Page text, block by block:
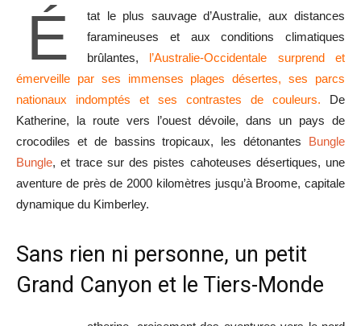
É
tat le plus sauvage d’Australie, aux distances
faramineuses et aux conditions climatiques
brûlantes, l’Australie-Occidentale surprend et
émerveille par ses immenses plages désertes, ses parcs
nationaux indomptés et ses contrastes de couleurs. De
Katherine, la route vers l’ouest dévoile, dans un pays de
crocodiles et de bassins tropicaux, les détonantes Bungle
Bungle, et trace sur des pistes cahoteuses désertiques, une
aventure de près de 2000 kilomètres jusqu’à Broome, capitale
dynamique du Kimberley.
Sans rien ni personne, un petit
Grand Canyon et le Tiers-Monde